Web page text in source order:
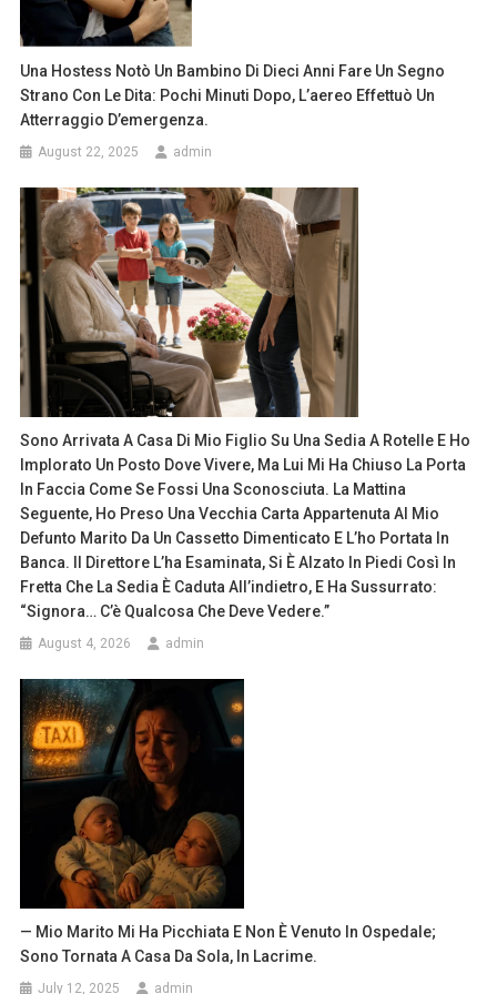
Una Hostess Notò Un Bambino Di Dieci Anni Fare Un Segno
Strano Con Le Dita: Pochi Minuti Dopo, L’aereo Effettuò Un
Atterraggio D’emergenza.
August 22, 2025 admin
Sono Arrivata A Casa Di Mio Figlio Su Una Sedia A Rotelle E Ho
Implorato Un Posto Dove Vivere, Ma Lui Mi Ha Chiuso La Porta
In Faccia Come Se Fossi Una Sconosciuta. La Mattina
Seguente, Ho Preso Una Vecchia Carta Appartenuta Al Mio
Defunto Marito Da Un Cassetto Dimenticato E L’ho Portata In
Banca. Il Direttore L’ha Esaminata, Si È Alzato In Piedi Così In
Fretta Che La Sedia È Caduta All’indietro, E Ha Sussurrato:
“Signora… C’è Qualcosa Che Deve Vedere.”
August 4, 2026 admin
— Mio Marito Mi Ha Picchiata E Non È Venuto In Ospedale;
Sono Tornata A Casa Da Sola, In Lacrime.
July 12, 2025 admin